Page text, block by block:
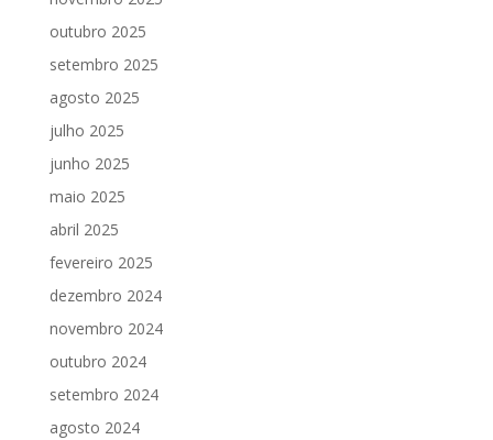
outubro 2025
setembro 2025
agosto 2025
julho 2025
junho 2025
maio 2025
abril 2025
fevereiro 2025
dezembro 2024
novembro 2024
outubro 2024
setembro 2024
agosto 2024